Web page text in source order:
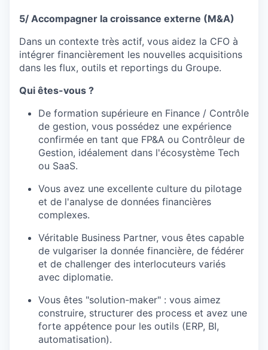
5/ Accompagner la croissance externe (M&A)
Dans un contexte très actif, vous aidez la CFO à
intégrer financièrement les nouvelles acquisitions
dans les flux, outils et reportings du Groupe.
Qui êtes-vous ?
De formation supérieure en Finance / Contrôle
de gestion, vous possédez une expérience
confirmée en tant que FP&A ou Contrôleur de
Gestion, idéalement dans l'écosystème Tech
ou SaaS.
Vous avez une excellente culture du pilotage
et de l'analyse de données financières
complexes.
Véritable Business Partner, vous êtes capable
de vulgariser la donnée financière, de fédérer
et de challenger des interlocuteurs variés
avec diplomatie.
Vous êtes "solution-maker" : vous aimez
construire, structurer des process et avez une
forte appétence pour les outils (ERP, BI,
automatisation).